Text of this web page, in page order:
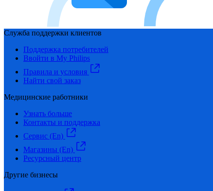
Служба поддержки клиентов
Поддержка потребителей
Ввойти в My Philips
Правила и условия
Найти свой заказ
Медицинские работники
Узнать больше
Контакты и поддержка
Сервис (En)
Магазины (En)
Ресурсный центр
Другие бизнесы